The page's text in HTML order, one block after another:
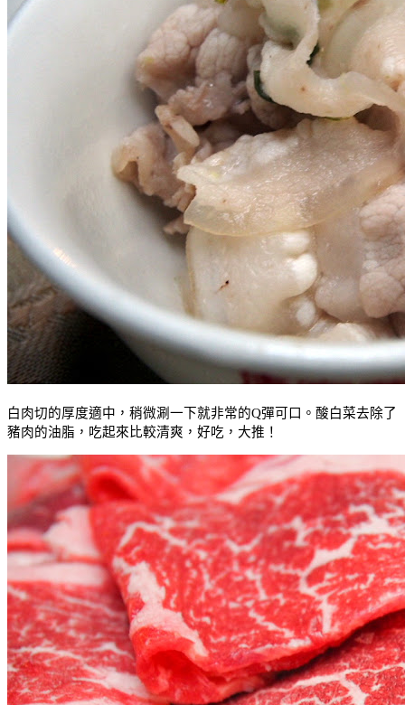
白肉切的厚度適中，稍微涮一下就非常的Q彈可口。酸白菜去除了
豬肉的油脂，吃起來比較清爽，好吃，大推！